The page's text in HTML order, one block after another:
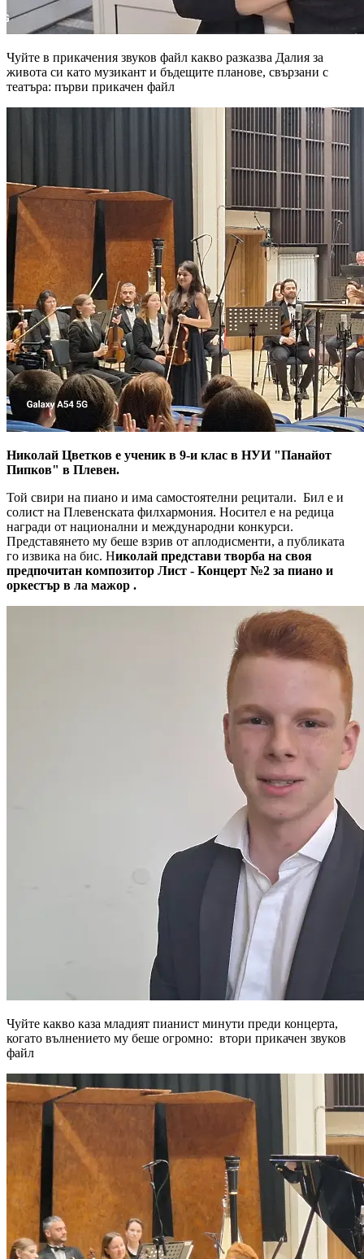
Чуйте в прикачения звуков файл какво разказва Далия за
живота си като музикант и бъдещите планове, свързани с
театъра: първи прикачен файл
Николай Цветков е ученик в 9-и клас в НУИ "Панайот
Пипков" в Плевен.
Той свири на пиано и има самостоятелни рецитали. Бил е и
солист на Плевенската филхармония. Носител е на редица
награди от национални и международни конкурси.
Представянето му беше взрив от аплодисменти, а публиката
го извика на бис. Николай представи творба на своя
предпочитан композитор Лист - Концерт №2 за пиано и
оркестър в ла мажор .
Чуйте какво каза младият пианист минути преди концерта,
когато вълнението му беше огромно: втори прикачен звуков
файл